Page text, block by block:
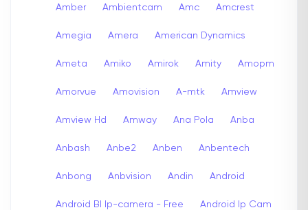
Amber Ambientcam Amc Amcrest
Amegia Amera American Dynamics
Ameta Amiko Amirok Amity Amopm
Amorvue Amovision A-mtk Amview
Amview Hd Amway Ana Pola Anba
Anbash Anbe2 Anben Anbentech
Anbong Anbvision Andin Android
Android Bl Ip-camera - Free Android Ip Cam